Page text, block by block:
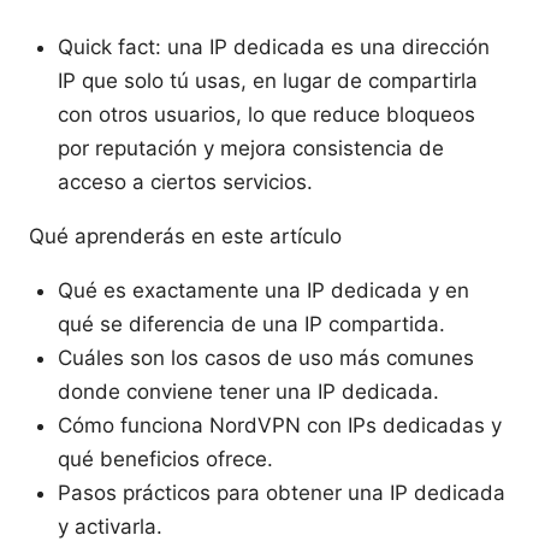
Quick fact: una IP dedicada es una dirección
IP que solo tú usas, en lugar de compartirla
con otros usuarios, lo que reduce bloqueos
por reputación y mejora consistencia de
acceso a ciertos servicios.
Qué aprenderás en este artículo
Qué es exactamente una IP dedicada y en
qué se diferencia de una IP compartida.
Cuáles son los casos de uso más comunes
donde conviene tener una IP dedicada.
Cómo funciona NordVPN con IPs dedicadas y
qué beneficios ofrece.
Pasos prácticos para obtener una IP dedicada
y activarla.